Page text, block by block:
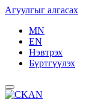
Агуулгыг алгасах
MN
EN
Нэвтрэх
Бүртгүүлэх